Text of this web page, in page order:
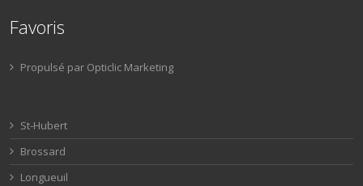
Favoris
Propulsé par Opticlic Marketing
St-Hubert
Brossard
Longueuil